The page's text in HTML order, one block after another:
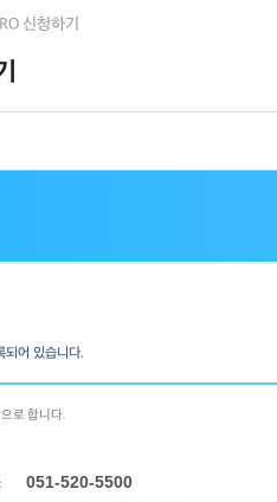
신청하기
되어 있습니다.
로 합니다.
051-520-5500